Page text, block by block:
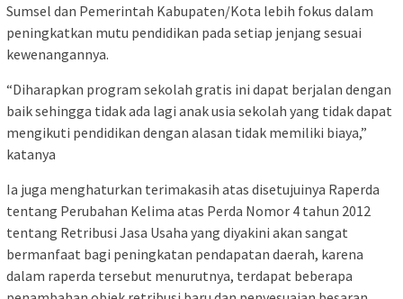
Sumsel dan Pemerintah Kabupaten/Kota lebih fokus dalam
peningkatkan mutu pendidikan pada setiap jenjang sesuai
kewenangannya.
“Diharapkan program sekolah gratis ini dapat berjalan dengan
baik sehingga tidak ada lagi anak usia sekolah yang tidak dapat
mengikuti pendidikan dengan alasan tidak memiliki biaya,”
katanya
Ia juga menghaturkan terimakasih atas disetujuinya Raperda
tentang Perubahan Kelima atas Perda Nomor 4 tahun 2012
tentang Retribusi Jasa Usaha yang diyakini akan sangat
bermanfaat bagi peningkatan pendapatan daerah, karena
dalam raperda tersebut menurutnya, terdapat beberapa